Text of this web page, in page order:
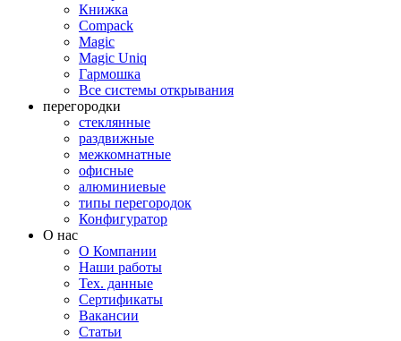
Книжка
Compack
Magic
Magic Uniq
Гармошка
Все системы открывания
перегородки
стеклянные
раздвижные
межкомнатные
офисные
алюминиевые
типы перегородок
Конфигуратор
О нас
О Компании
Наши работы
Тех. данные
Сертификаты
Вакансии
Статьи